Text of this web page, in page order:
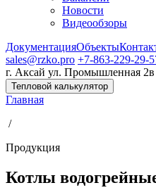
Новости
Видеообзоры
ДокументацияОбъекты
sales@rzko.pro +7-863-229-29-
г. Аксай ул. Промышленная 2в
Тепловой калькулятор
Главная
/
Продукция
Котлы